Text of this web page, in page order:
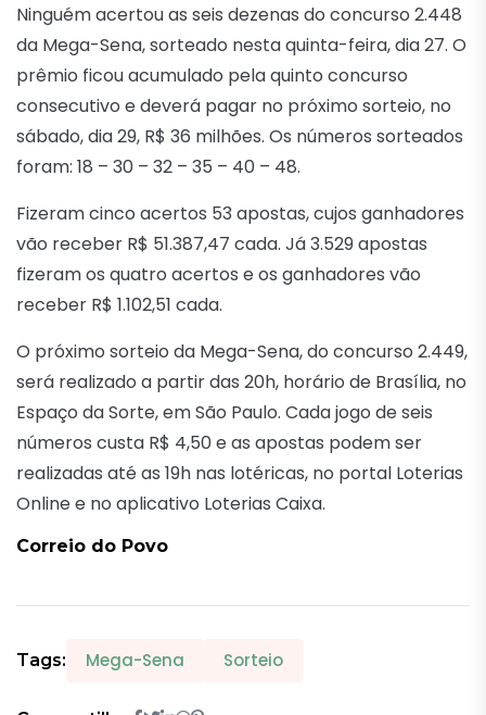
Ninguém acertou as seis dezenas do concurso 2.448
da Mega-Sena, sorteado nesta quinta-feira, dia 27. O
prêmio ficou acumulado pela quinto concurso
consecutivo e deverá pagar no próximo sorteio, no
sábado, dia 29, R$ 36 milhões. Os números sorteados
foram: 18 – 30 – 32 – 35 – 40 – 48.
Fizeram cinco acertos 53 apostas, cujos ganhadores
vão receber R$ 51.387,47 cada. Já 3.529 apostas
fizeram os quatro acertos e os ganhadores vão
receber R$ 1.102,51 cada.
O próximo sorteio da Mega-Sena, do concurso 2.449,
será realizado a partir das 20h, horário de Brasília, no
Espaço da Sorte, em São Paulo. Cada jogo de seis
números custa R$ 4,50 e as apostas podem ser
realizadas até as 19h nas lotéricas, no portal Loterias
Online e no aplicativo Loterias Caixa.
Correio do Povo
Tags: Mega-Sena Sorteio